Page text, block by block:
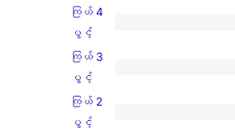
5
ပွင့်
အဆင့်
သုံးသပ်
0
စောင်
ကြယ်
4
ပွင့်
အဆင့်
သုံးသပ်
ကြယ် 4
ပွင့်
ကြယ်
3
ပွင့်
ကြယ် 3
ပွင့်
ကြယ်
ကြယ် 2
ပွင့်